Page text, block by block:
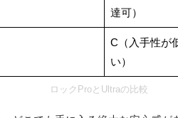
達可）
C（入手性が
い）
ロックProとUltraの比較